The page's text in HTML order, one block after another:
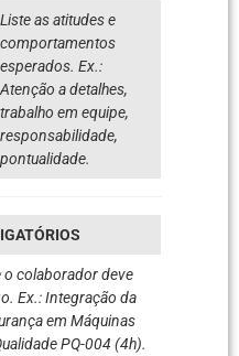
Liste as atitudes e
comportamentos
esperados. Ex.:
Atenção a detalhes,
trabalho em equipe,
responsabilidade,
pontualidade.
o colaborador deve
Ex.: Integração da
em Máquinas
PQ-004 (4h).